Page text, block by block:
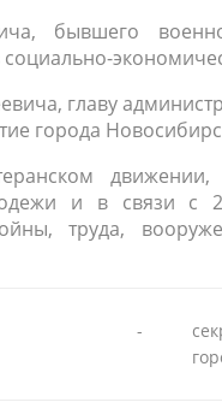
бывшего
главу
города
и в связи с
труда,
-